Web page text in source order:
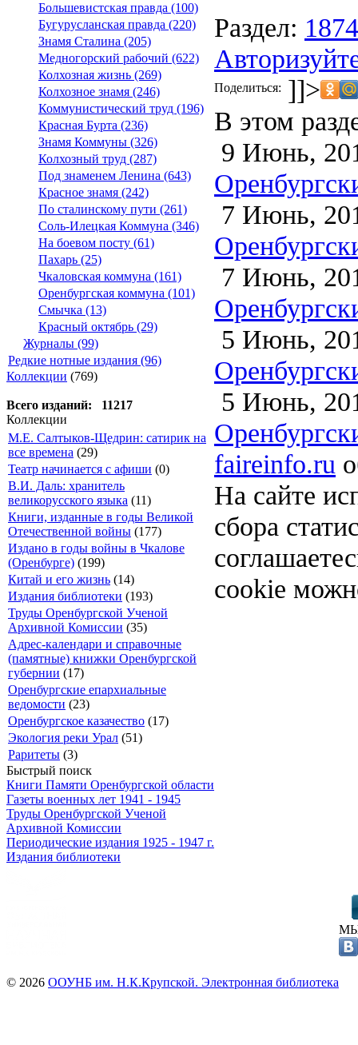
Большевистская правда (100)
Бугурусланская правда (220)
Знамя Сталина (205)
Медногорский рабочий (622)
Колхозная жизнь (269)
Колхозное знамя (246)
Коммунистический труд (196)
Красная Бурта (236)
Знамя Коммуны (326)
Колхозный труд (287)
Под знаменем Ленина (643)
Красное знамя (242)
По сталинскому пути (261)
Соль-Илецкая Коммуна (346)
На боевом посту (61)
Пахарь (25)
Чкаловская коммуна (161)
Оренбургская коммуна (101)
Смычка (13)
Красный октябрь (29)
Журналы (99)
Редкие нотные издания (96)
Коллекции (769)
Всего изданий: 11217
Коллекции
М.Е. Салтыков-Щедрин: сатирик на
все времена (29)
Театр начинается с афиши (0)
В.И. Даль: хранитель
великорусского языка (11)
Книги, изданные в годы Великой
Отечественной войны (177)
Издано в годы войны в Чкалове
(Оренбурге) (199)
Китай и его жизнь (14)
Издания библиотеки (193)
Труды Оренбургской Ученой
Архивной Комиссии (35)
Адрес-календари и справочные
(памятные) книжки Оренбургской
губернии (17)
Оренбургские епархиальные
ведомости (23)
Оренбургское казачество (17)
Экология реки Урал (51)
Раритеты (3)
Быстрый поиск
Книги Памяти Оренбургской области
Газеты военных лет 1941 - 1945
Труды Оренбургской Ученой
Архивной Комиссии
Периодические издания 1925 - 1947 г.
Издания библиотеки
Раздел: 1874
Поделиться: ]]>
В этом
9 Июнь,
7 Июнь,
7 Июнь,
5 Июнь,
5 Июнь,
faireinfo.ru
На сайте
сбора
cookie
© 2026 ООУНБ им. Н.К.Крупской. Электронная библиотека